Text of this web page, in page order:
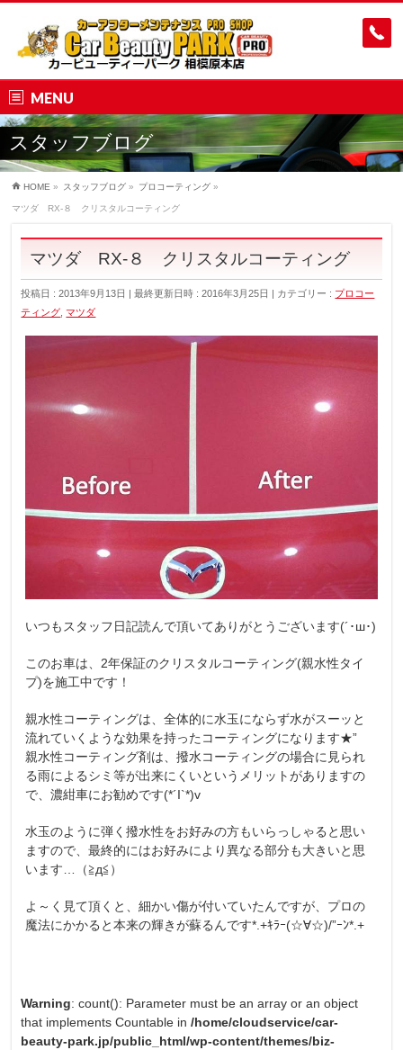
MENU
スタッフブログ
HOME » スタッフブログ » プロコーティング »
マツダ RX-８ クリスタルコーティング
マツダ RX-８ クリスタルコーティング
投稿日 : 2013年9月13日 最終更新日時 : 2016年3月25日 カテゴリー : プロコー
ティング ,マツダ
いつもスタッフ日記読んで頂いてありがとうございます(´･ш･)
このお車は、2年保証のクリスタルコーティング(親水性タイ
プ)を施工中です！
親水性コーティングは、全体的に水玉にならず水がスーッと
流れていくような効果を持ったコーティングになります★”
親水性コーティング剤は、撥水コーティングの場合に見られ
る雨によるシミ等が出来にくいというメリットがありますの
で、濃紺車にお勧めです(*´I`*)v
水玉のように弾く撥水性をお好みの方もいらっしゃると思い
ますので、最終的にはお好みにより異なる部分も大きいと思
います…（≧д≦）
よ～く見て頂くと、細かい傷が付いていたんですが、プロの
魔法にかかると本来の輝きが蘇るんです*.+ｷﾗｰ(☆∀☆)/”ｰﾝ*.+
Warning: count(): Parameter must be an array or an object
that implements Countable in/home/cloudservice/car-
beauty-park.jp/public_html/wp-content/themes/biz-